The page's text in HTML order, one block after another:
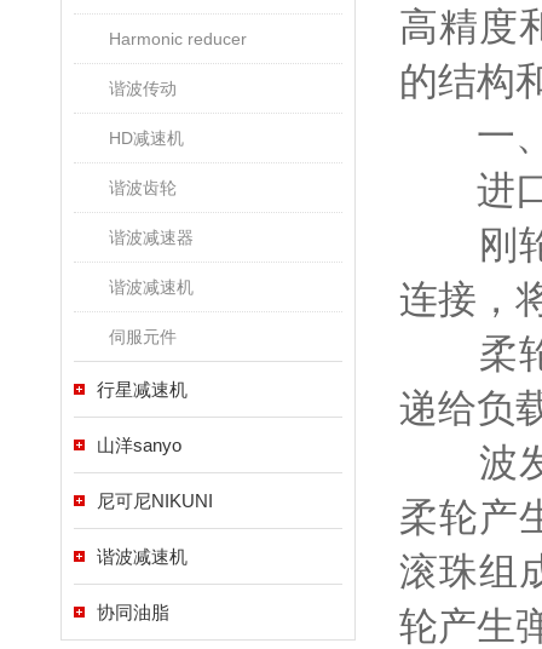
Harmonic reducer
谐波传动
HD减速机
谐波齿轮
谐波减速器
谐波减速机
伺服元件
行星减速机
山洋sanyo
尼可尼NIKUNI
谐波减速机
协同油脂
高精度
的结构
一、
进口
刚轮
连接，
柔轮
递给负
波发
柔轮产
滚珠组
轮产生